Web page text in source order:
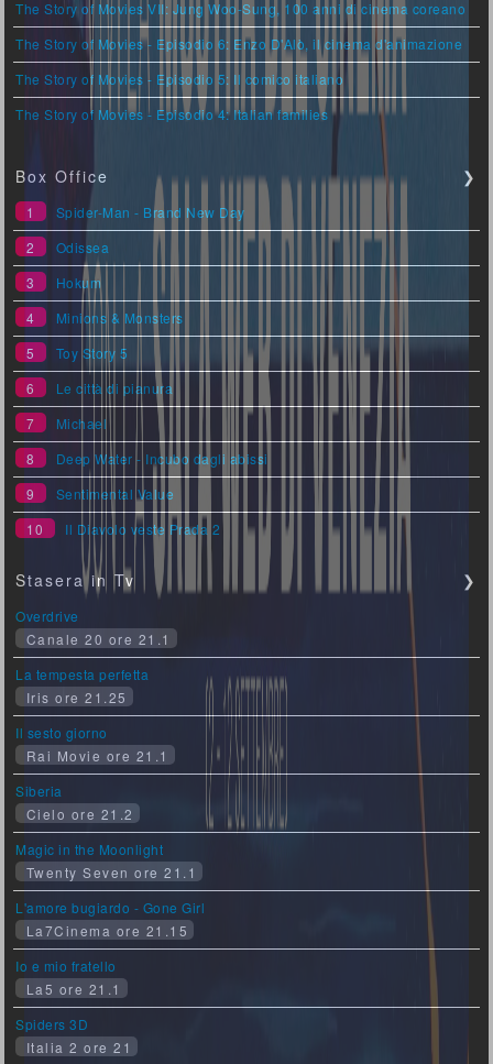
The Story of Movies VII: Jung Woo-Sung, 100 anni di cinema coreano
The Story of Movies - Episodio 6: Enzo D'Alò, il cinema d'animazione
The Story of Movies - Episodio 5: Il comico italiano
The Story of Movies - Episodio 4: Italian families
Box Office ❯
1
Spider-Man - Brand New Day
2
Odissea
3
Hokum
4
Minions & Monsters
5
Toy Story 5
6
Le città di pianura
7
Michael
8
Deep Water - Incubo dagli abissi
9
Sentimental Value
10
Il Diavolo veste Prada 2
Stasera in Tv ❯
Overdrive
Canale 20 ore 21.1
La tempesta perfetta
Iris ore 21.25
Il sesto giorno
Rai Movie ore 21.1
Siberia
Cielo ore 21.2
Magic in the Moonlight
Twenty Seven ore 21.1
L'amore bugiardo - Gone Girl
La7Cinema ore 21.15
Io e mio fratello
La5 ore 21.1
Spiders 3D
Italia 2 ore 21